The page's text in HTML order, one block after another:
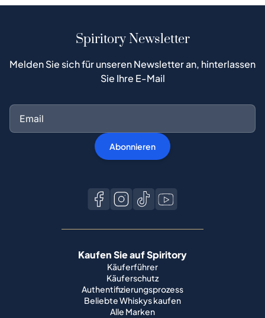
Spiritory Newsletter
Melden Sie sich für unseren Newsletter an, hinterlassen
Sie Ihre E-Mail
Abonnieren
Kaufen Sie auf Spiritory
Käuferführer
Käuferschutz
Authentifizierungsprozess
Beliebte Whiskys kaufen
Alle Marken